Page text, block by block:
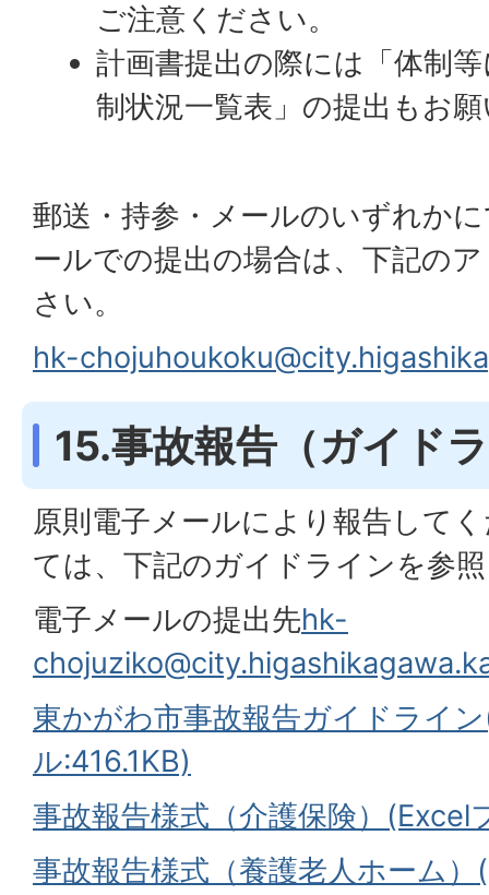
ご注意ください。
計画書提出の際には「体制
制状況一覧表」の提出もお
郵送・持参・メールのいずれか
ールでの提出の場合は、下記の
さい。
hk-
15.事故報告（ガイド
原則電子メールにより報告して
ては、下記のガイドラインを参
電子メールの提出先hk-
東かがわ市事故報告ガイドライ
ル:416.1KB)
事故報告様式（介護保険）(Excel
事故報告様式（養護老人ホーム